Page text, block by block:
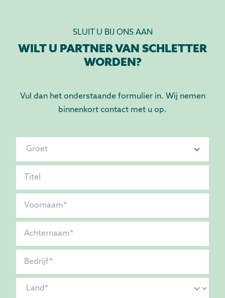
SLUIT U BIJ ONS AAN
WILT U PARTNER VAN SCHLETTER
WORDEN?
Vul dan het onderstaande formulier in. Wij nemen
binnenkort contact met u op.